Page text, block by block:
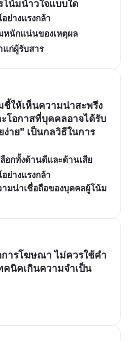
โน้มน้าวใจแบบใด
ย่างแรงกล้า
หนักแน่นของเหตุผล
แก่ผู้รับสาร
ให้เห็นความน่าสะพรึง
โอกาสที่บุคคลอาจได้รับ
าย" เป็นกลวิธีในการ
อกทั้งด้านดีและด้านเสีย
ย่างแรงกล้า
ามน่าเชื่อถือของบุคคลผู้โน้ม
ารโฆษณา ไม่ควรใช้คำ
นิคเกินความจำเป็น